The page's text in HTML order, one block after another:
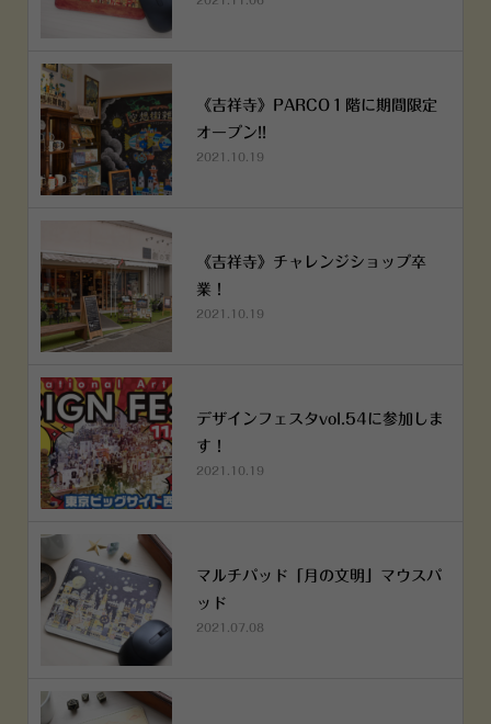
《吉祥寺》PARCO１階に期間限定
オープン!!
2021.10.19
《吉祥寺》チャレンジショップ卒
業！
2021.10.19
デザインフェスタvol.54に参加しま
す！
2021.10.19
マルチパッド「月の文明」マウスパ
ッド
2021.07.08